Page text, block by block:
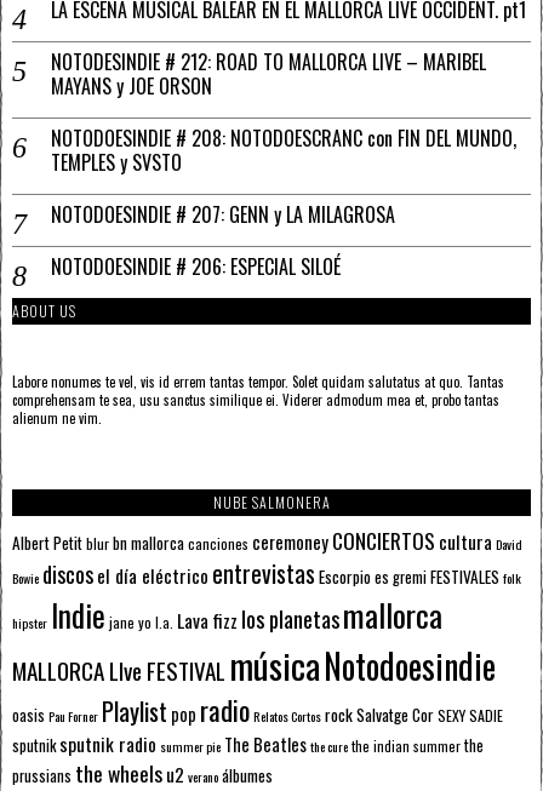
LA ESCENA MUSICAL BALEAR EN EL MALLORCA LIVE OCCIDENT. pt1
NOTODESINDIE # 212: ROAD TO MALLORCA LIVE – MARIBEL
MAYANS y JOE ORSON
NOTODOESINDIE # 208: NOTODOESCRANC con FIN DEL MUNDO,
TEMPLES y SVSTO
NOTODOESINDIE # 207: GENN y LA MILAGROSA
NOTODOESINDIE # 206: ESPECIAL SILOÉ
ABOUT US
Labore nonumes te vel, vis id errem tantas tempor. Solet quidam salutatus at quo. Tantas
comprehensam te sea, usu sanctus similique ei. Viderer admodum mea et, probo tantas
alienum ne vim.
NUBE SALMONERA
Albert Petitblurbn mallorcacanciones ceremoneyCONCIERTOS cultura David
Bowie discosel día eléctrico entrevistas Escorpioes gremiFESTIVALES folk
hipster Indie jane yo l.a. Lava fizz los planetasmallorca
MALLORCA LIve FESTIVAL músicaNotodoesindie
oasis Pau Forner Playlist pop radioRelatos CortosrockSalvatge CorSEXY SADIE
sputnik sputnik radio summer pie The Beatlesthe curethe indian summerthe
prussians the wheelsu2 veranoálbumes